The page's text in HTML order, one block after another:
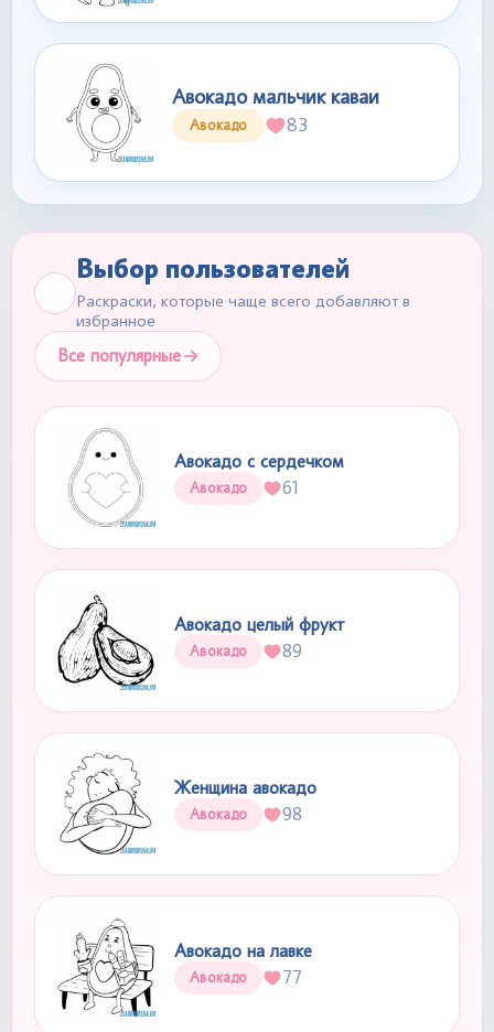
Авокадо мальчик каваи
Авокадо 83
Выбор пользователей
Раскраски, которые чаще всего добавляют в
избранное
Все популярные
Авокадо с сердечком
Авокадо 61
Авокадо целый фрукт
Авокадо 89
Женщина авокадо
Авокадо 98
Авокадо на лавке
Авокадо 77